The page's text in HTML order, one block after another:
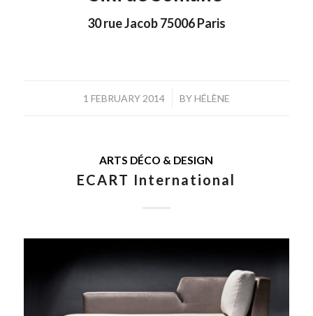
30 rue Jacob 75006 Paris
1 FEBRUARY 2014
/ BYHÉLÈNE
ARTS DÉCO & DESIGN
ECART International